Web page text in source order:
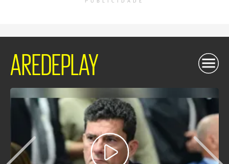
PUBLICIDADE
AREDEPLAY